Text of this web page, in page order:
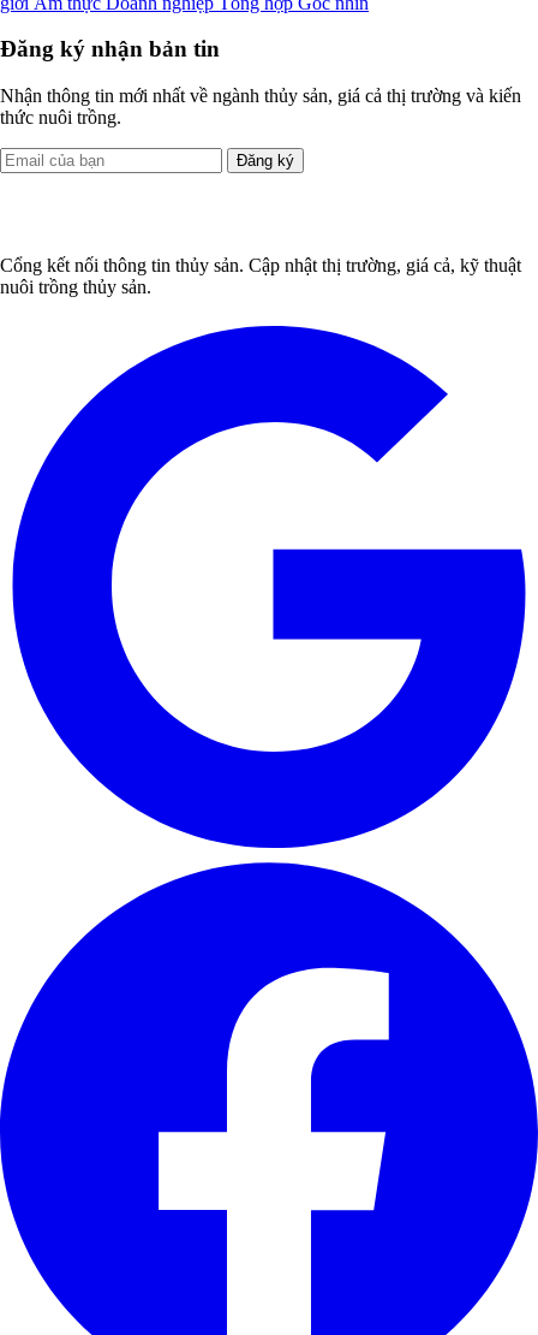
Đăng ký nhận bản tin
Nhận thông tin mới nhất về ngành thủy sản, giá cả thị trường và kiến
thức nuôi trồng.
Đăng ký
Cổng kết nối thông tin thủy sản. Cập nhật thị trường, giá cả, kỹ thuật
nuôi trồng thủy sản.